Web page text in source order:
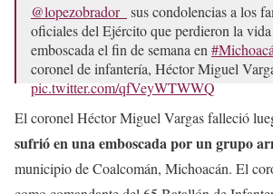
@lopezobrador_ sus condolencias a los
oficiales del Ejército que perdieron la vida
emboscada el fin de semana en
coronel de infantería, Héctor Miguel
pic.twitter.com/qfVeyWTWWQ
— Once Noticias (@OnceNoticiasTV)
El coronel Héctor Miguel Vargas falleció
sufrió en una emboscada por un grupo
municipio de Coalcomán, Michoacán. El